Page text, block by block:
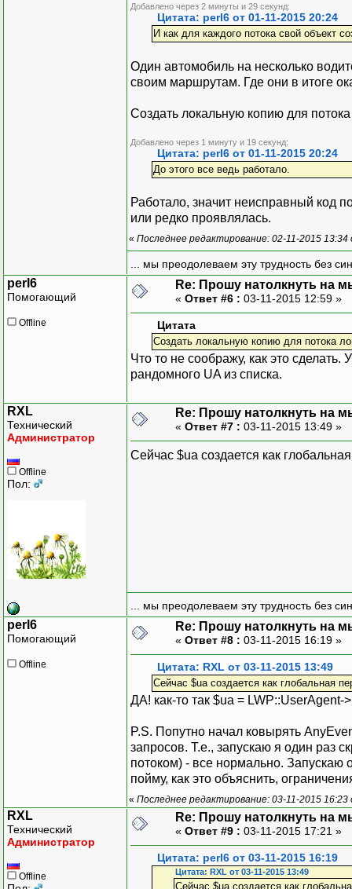
Добавлено через 2 минуты и 29 секунд:
Цитата: perl6 от 01-11-2015 20:24
И как для каждого потока свой объект
Один автомобиль на несколько
своим маршрутам. Где они в итоге
Создать локальную копию для
Добавлено через 1 минуту и 19 секунд:
Цитата: perl6 от 01-11-2015 20:24
До этого все ведь работало.
Работало, значит неисправный код
или редко проявлялась.
« Последнее редактирование: 02-11-2015 13:34
... мы преодолеваем эту трудность без
perl6
Помогающий
Offline
Re: Прошу натолкнуть на
« Ответ #6 : 03-11-2015 12:59 »
Цитата
Создать локальную копию для потока
Что то не соображу, как это
рандомного UA из списка.
RXL
Технический
Администратор
Offline
Пол:
Re: Прошу натолкнуть на
« Ответ #7 : 03-11-2015 13:49 »
Сейчас $ua создается как
... мы преодолеваем эту трудность без
perl6
Помогающий
Offline
Re: Прошу натолкнуть на
« Ответ #8 : 03-11-2015 16:19 »
Цитата: RXL от 03-11-2015 13:49
Сейчас $ua создается как глобальная
ДА! как-то так $ua = LWP::UserAgent-
P.S. Попутно начал ковырять
запросов. Т.е., запускаю я один раз
потоком) - все нормально. Запускаю
пойму, как это объяснить,
« Последнее редактирование: 03-11-2015
RXL
Технический
Администратор
Offline
Re: Прошу натолкнуть на
« Ответ #9 : 03-11-2015 17:21 »
Цитата: perl6 от 03-11-2015 16:19
Цитата: RXL от 03-11-2015 13:49
Сейчас $ua создается как